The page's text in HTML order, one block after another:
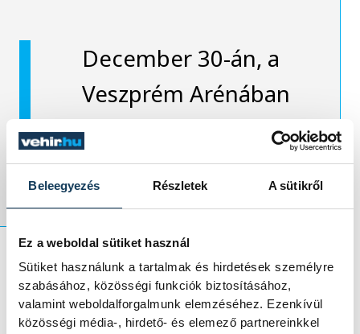
Beleegyezés Részletek A sütikről
Ez a weboldal sütiket használ
Sütiket használunk a tartalmak és hirdetések személyre
szabásához, közösségi funkciók biztosításához,
valamint weboldalforgalmunk elemzéséhez. Ezenkívül
közösségi média-, hirdető- és elemező partnereinkkel
December 30-án, a
Veszprém Arénában
játsszák
A Pál utcai
fiúkat.
2026 elejétől megalakul a Pannon Stúdió,
ahol kamaraszínházi előadások kapnak